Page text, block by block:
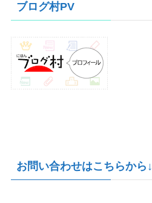
ブ
ブログ村PV
お問い合わせはこちらから↓